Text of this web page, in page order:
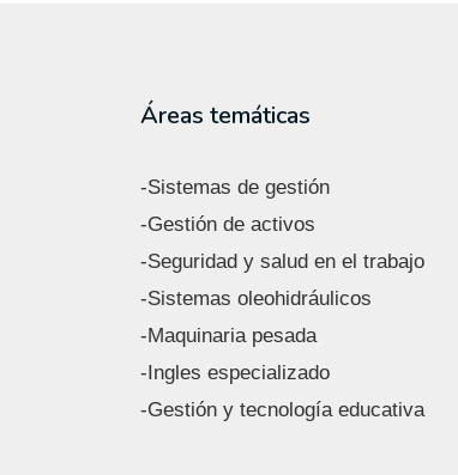
Áreas temáticas
-Sistemas de gestión
-Gestión de activos
-Seguridad y salud en el trabajo
-Sistemas oleohidráulicos
-Maquinaria pesada
-Ingles especializado
-Gestión y tecnología educativa